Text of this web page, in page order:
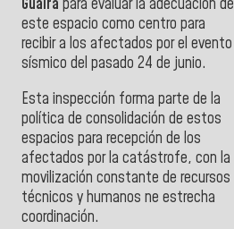
Guaira para evaluar la adecuación de
este espacio como centro para
recibir a los afectados por el evento
sísmico del pasado 24 de junio.
Esta inspección forma parte de la
política de consolidación de estos
espacios para recepción de los
afectados por la catástrofe, con la
movilización constante de recursos
técnicos y humanos ne estrecha
coordinación.